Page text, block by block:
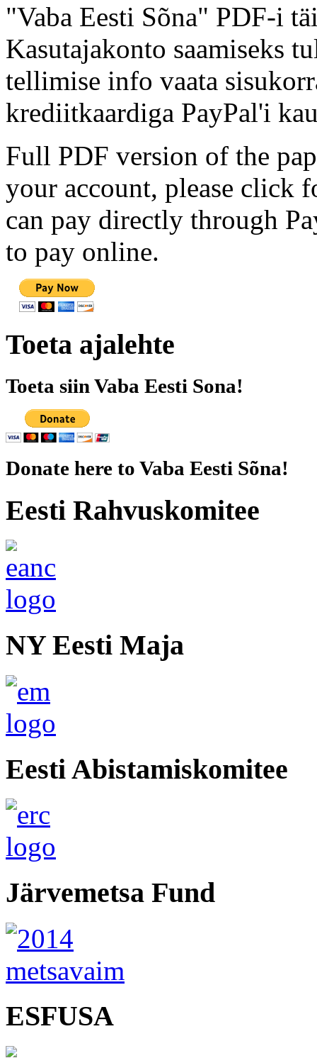
"Vaba Eesti Sõna" PDF-i
Kasutajakonto saamiseks
tellimise info vaata
krediitkaardiga PayPal'i
Full PDF version of the
your account, please click
can pay directly through
to pay online.
Toeta ajalehte
Toeta siin Vaba Eesti Sona!
Donate here to Vaba Eesti Sõna!
Eesti Rahvuskomitee
NY Eesti Maja
Eesti Abistamiskomitee
Järvemetsa Fund
ESFUSA